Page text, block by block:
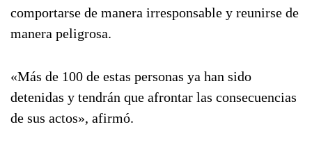
comportarse de manera irresponsable y reunirse de
manera peligrosa.
«Más de 100 de estas personas ya han sido
detenidas y tendrán que afrontar las consecuencias
de sus actos», afirmó.